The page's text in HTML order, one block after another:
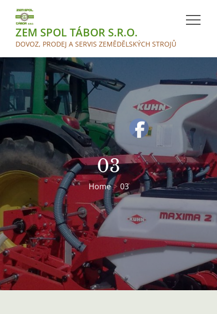
contentZEM SPOL TÁBOR S.R.O.
DOVOZ, PRODEJ A SERVIS ZEMĚDĚLSKÝCH STROJŮ
03
Home 03